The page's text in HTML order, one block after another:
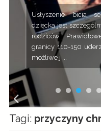
Usłyszenie bicia
dziecka jest
rodziców.
granicy 110-150
możliwe j ...
Tagi: przyczyny